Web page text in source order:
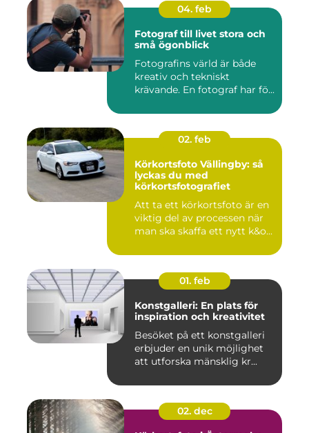
04. feb
Fotograf till livet stora och
små ögonblick
Fotografins värld är både
kreativ och tekniskt
krävande. En fotograf har fö...
02. feb
Körkortsfoto Vällingby: så
lyckas du med
körkortsfotografiet
Att ta ett körkortsfoto är en
viktig del av processen när
man ska skaffa ett nytt k&o...
01. feb
Konstgalleri: En plats för
inspiration och kreativitet
Besöket på ett konstgalleri
erbjuder en unik möjlighet
att utforska mänsklig kr...
02. dec